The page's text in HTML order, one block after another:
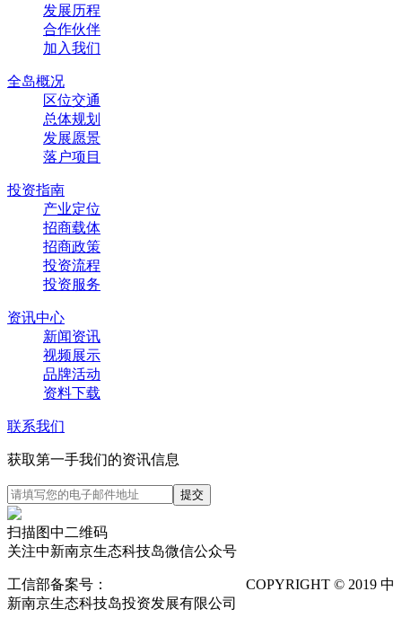
发展历程
合作伙伴
加入我们
全岛概况
区位交通
总体规划
发展愿景
落户项目
投资指南
产业定位
招商载体
招商政策
投资流程
投资服务
资讯中心
新闻资讯
视频展示
品牌活动
资料下载
联系我们
获取第一手我们的资讯信息
扫描图中二维码
关注中新南京生态科技岛微信公众号
工信部备案号：
COPYRIGHT © 2019 中
新南京生态科技岛投资发展有限公司